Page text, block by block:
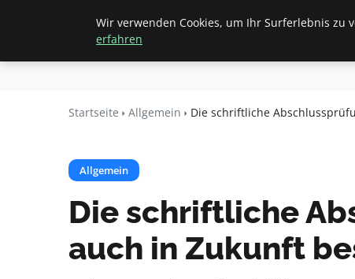
Beyond
Startseite
Startseite Allgemein Die schriftliche
Allgemein
Die schriftliche
auch in Zukunft
Wir verwenden Cookies, um Ihr Surferlebnis zu
erfahren